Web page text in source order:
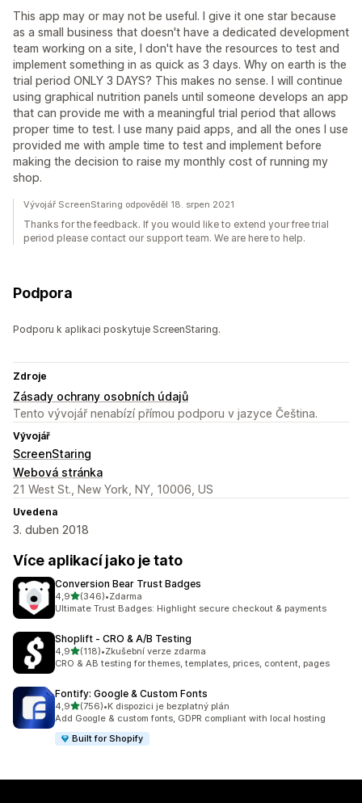
This app may or may not be useful. I give it one star because
as a small business that doesn't have a dedicated development
team working on a site, I don't have the resources to test and
implement something in as quick as 3 days. Why on earth is the
trial period ONLY 3 DAYS? This makes no sense. I will continue
using graphical nutrition panels until someone develops an app
that can provide me with a meaningful trial period that allows
proper time to test. I use many paid apps, and all the ones I use
provided me with ample time to test and implement before
making the decision to raise my monthly cost of running my
shop.
Vývojář ScreenStaring odpověděl 18. srpen 2021
Thanks for the feedback. If you would like to extend your free trial
period please contact our support team. We are here to help.
Podpora
Podporu k aplikaci poskytuje ScreenStaring.
Zdroje
Zásady ochrany osobních údajů
Tento vývojář nenabízí přímou podporu v jazyce Čeština.
Vývojář
ScreenStaring
Webová stránka
21 West St., New York, NY, 10006, US
Uvedena
3. duben 2018
Více aplikací jako je tato
Conversion Bear Trust Badges
4,9z 5 hvězd
(346)
Celkový počet recenzí: 346
•Zdarma
Ultimate Trust Badges: Highlight secure checkout & payments
Shoplift ‑ CRO & A/B Testing
4,9z 5 hvězd
(118)
Celkový počet recenzí: 118
•Zkušební verze zdarma
CRO & AB testing for themes, templates, prices, content, pages
Fontify: Google & Custom Fonts
4,9z 5 hvězd
(756)
Celkový počet recenzí: 756
•K dispozici je bezplatný plán
Add Google & custom fonts, GDPR compliant with local hosting
Built for Shopify